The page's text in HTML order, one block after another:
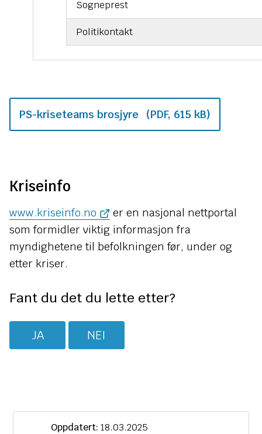
Sogneprest
Politikontakt
PS-kriseteams brosjyre (PDF, 615 kB)
Kriseinfo
www.kriseinfo.no
er en nasjonal nettportal
som formidler viktig informasjon fra
myndighetene til befolkningen før, under og
etter kriser.
Fant du det du lette etter?
JA NEI
Oppdatert: 18.03.2025